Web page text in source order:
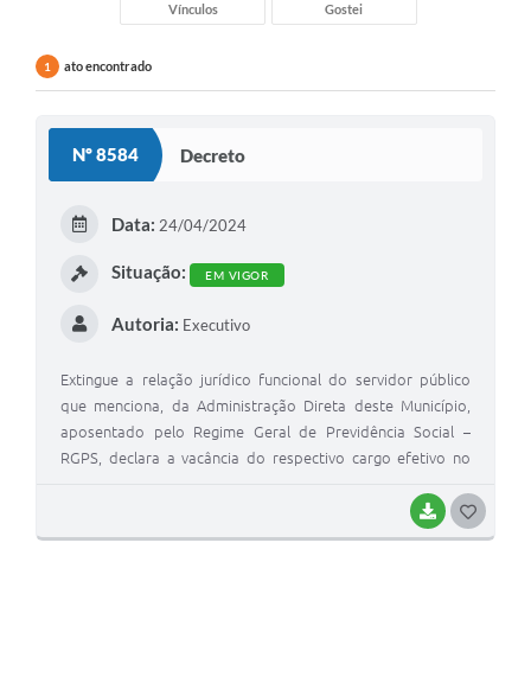
Vínculos Gostei
1 ato encontrado
Nº 8584 Decreto
BAIXAR
Data: 24/04/2024
Situação: EM VIGOR
Autoria: Executivo
Extingue a relação jurídico funcional do servidor público
que menciona, da Administração Direta deste Município,
aposentado pelo Regime Geral de Previdência Social –
RGPS, declara a vacância do respectivo cargo efetivo no